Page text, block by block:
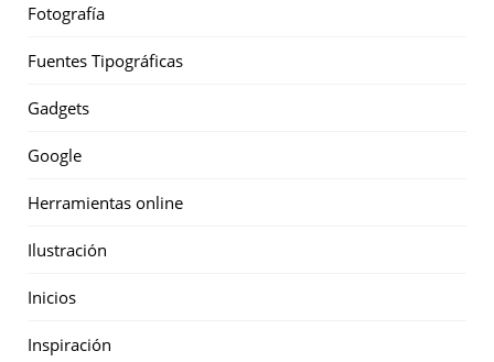
Fotografía
Fuentes Tipográficas
Gadgets
Google
Herramientas online
Ilustración
Inicios
Inspiración